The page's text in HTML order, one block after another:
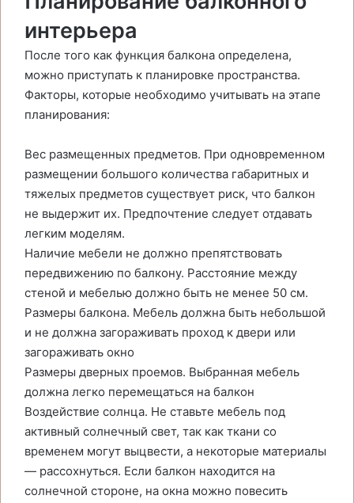
интерьера
После того как функция балкона определена,
можно приступать к планировке пространства.
Факторы, которые необходимо учитывать на этапе
планирования:
Вес размещенных предметов. При одновременном
размещении большого количества габаритных и
тяжелых предметов существует риск, что балкон
не выдержит их. Предпочтение следует отдавать
легким моделям.
Наличие мебели не должно препятствовать
передвижению по балкону. Расстояние между
стеной и мебелью должно быть не менее 50 см.
Размеры балкона. Мебель должна быть небольшой
и не должна загораживать проход к двери или
загораживать окно
Размеры дверных проемов. Выбранная мебель
должна легко перемещаться на балкон
Воздействие солнца. Не ставьте мебель под
активный солнечный свет, так как ткани со
временем могут выцвести, а некоторые материалы
— рассохнуться. Если балкон находится на
солнечной стороне, на окна можно повесить